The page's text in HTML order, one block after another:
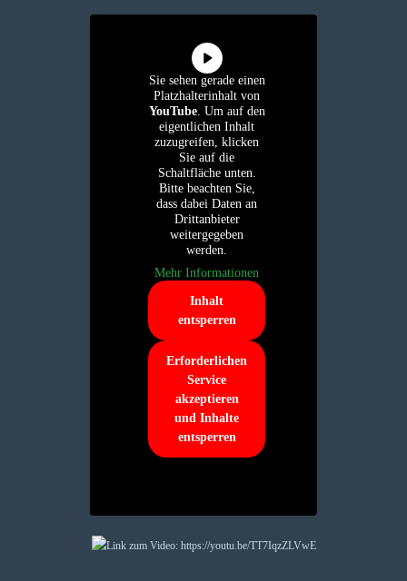
Sie sehen gerade einen
Platzhalterinhalt von
YouTube. Um auf den
eigentlichen Inhalt
zuzugreifen, klicken
Sie auf die
Schaltfläche unten.
Bitte beachten Sie,
dass dabei Daten an
Drittanbieter
weitergegeben
werden.
Mehr Informationen
Inhalt
entsperren
Erforderlichen
Service
akzeptieren
und Inhalte
entsperren